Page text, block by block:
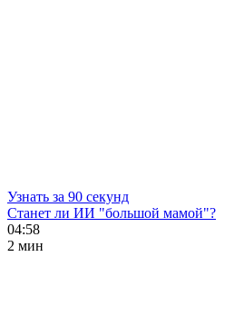
Узнать за 90 секунд
Станет ли ИИ "большой мамой"?
04:58
2 мин